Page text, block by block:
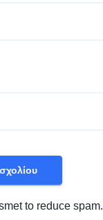
to reduce spam.